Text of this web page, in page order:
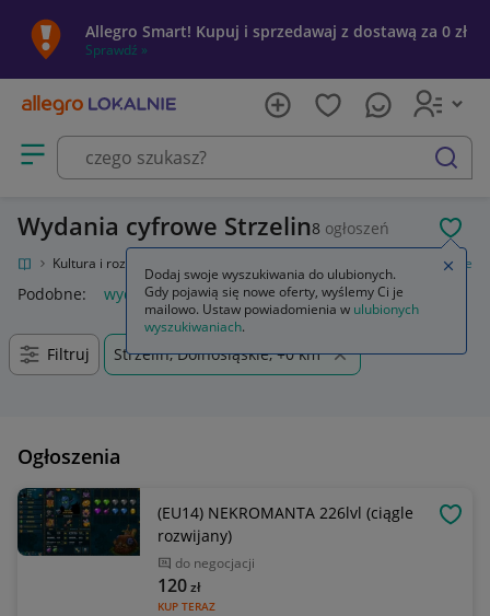
Allegro Smart! Kupuj i sprzedawaj z dostawą za 0 zł
Sprawdź »
Otwórz menu z kategoriami
szukaj
Wydania cyfrowe Strzelin8 ogłoszeń
Kultura i rozrywka Wydania cyfrowe
Podobne: wydania cyfrowe
Filtruj Strzelin, Dolnośląskie, +0 km
Ogłoszenia
(EU14) NEKROMANTA 226lvl (ciągle
rozwijany)
do negocjacji
KUP TERAZ
120zł
Dodaj swoje wyszukiwania do ulubionych.
Gdy pojawią się nowe oferty, wyślemy Ci je
mailowo. Ustaw powiadomienia w ulubionych
wyszukiwaniach.